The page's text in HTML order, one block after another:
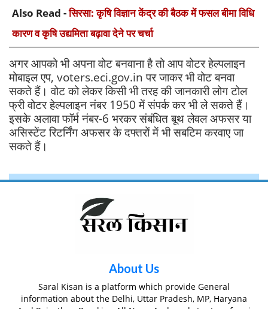
Also Read -सिरसा: कृषि विज्ञान केंद्र की बैठक में फसल बीमा विधि
कारण व कृषि उद्यमिता बढ़ावा देने पर चर्चा
अगर आपको भी अपना वोट बनवाना है तो आप वोटर हेल्पलाइन
मोबाइल एप, voters.eci.gov.in पर जाकर भी वोट बनवा
सकते हैं। वोट को लेकर किसी भी तरह की जानकारी लोग टोल
फ्री वोटर हेल्पलाइन नंबर 1950 में संपर्क कर भी ले सकते हैं।
इसके अलावा फॉर्म नंबर-6 भरकर संबंधित बूथ लेवल अफसर या
असिस्टेंट रिटर्निंग अफसर के दफ्तरों में भी सबटिम करवाए जा
सकते हैं।
About Us
Saral Kisan is a platform which provide General
information about the Delhi, Uttar Pradesh, MP, Haryana